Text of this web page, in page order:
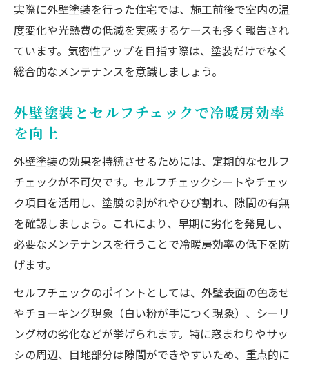
実際に外壁塗装を行った住宅では、施工前後で室内の温
度変化や光熱費の低減を実感するケースも多く報告され
ています。気密性アップを目指す際は、塗装だけでなく
総合的なメンテナンスを意識しましょう。
外壁塗装とセルフチェックで冷暖房効率
を向上
外壁塗装の効果を持続させるためには、定期的なセルフ
チェックが不可欠です。セルフチェックシートやチェッ
ク項目を活用し、塗膜の剥がれやひび割れ、隙間の有無
を確認しましょう。これにより、早期に劣化を発見し、
必要なメンテナンスを行うことで冷暖房効率の低下を防
げます。
セルフチェックのポイントとしては、外壁表面の色あせ
やチョーキング現象（白い粉が手につく現象）、シーリ
ング材の劣化などが挙げられます。特に窓まわりやサッ
シの周辺、目地部分は隙間ができやすいため、重点的に